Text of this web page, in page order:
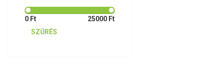
0 Ft
25000 Ft
SZŰRÉS